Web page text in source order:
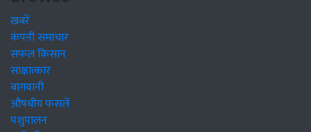
खबरें
कंपनी समाचार
सफल किसान
साक्षात्कार
बागवानी
औषधीय फसलें
पशुपालन